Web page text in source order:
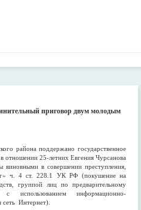
приговор двум молодым
района поддержано государственное
отношении 25-летних Евгения Чурсанова
в совершении преступления,
ч. 4 ст. 228.1 УК РФ (покушение на
группой лиц по предварительному
информационно-
сеть Интернет).